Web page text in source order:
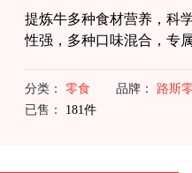
提炼牛多种食材营养，科
性强，多种口味混合，专
分类： 零食 品牌：
路斯
已售：
181件